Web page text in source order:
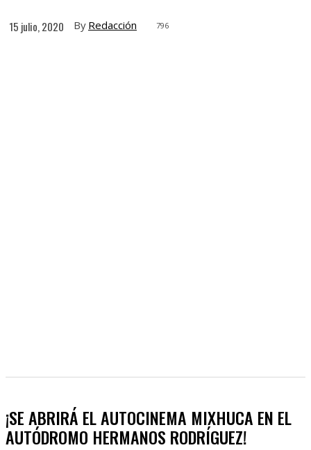
15 julio, 2020 By Redacción 796
¡SE ABRIRÁ EL AUTOCINEMA MIXHUCA EN EL
AUTÓDROMO HERMANOS RODRÍGUEZ!